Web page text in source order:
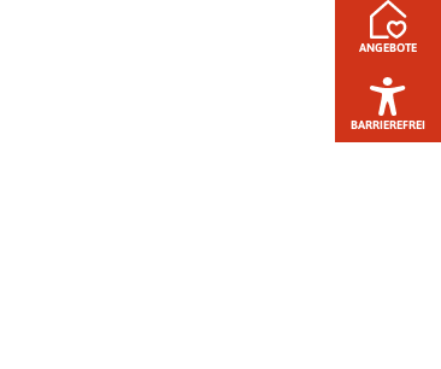
ANGEBOTE
BARRIEREFREI